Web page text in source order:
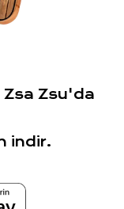
Zsa Zsu'da
indir.